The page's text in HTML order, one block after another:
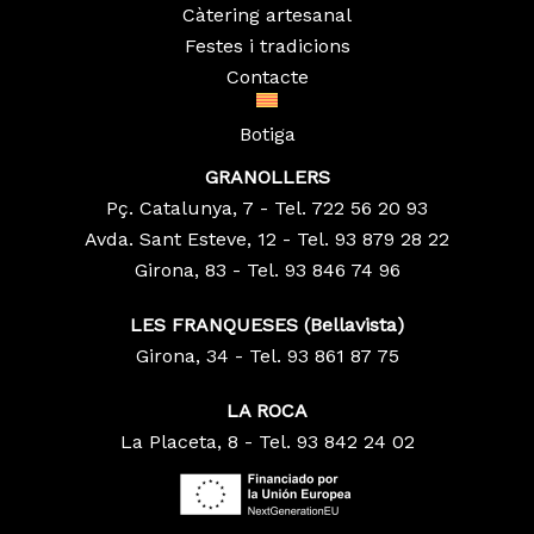
Càtering artesanal
Festes i tradicions
Contacte
Botiga
GRANOLLERS
Pç. Catalunya, 7 - Tel. 722 56 20 93
Avda. Sant Esteve, 12 - Tel. 93 879 28 22
Girona, 83 - Tel. 93 846 74 96
LES FRANQUESES (Bellavista)
Girona, 34 - Tel. 93 861 87 75
LA ROCA
La Placeta, 8 - Tel. 93 842 24 02